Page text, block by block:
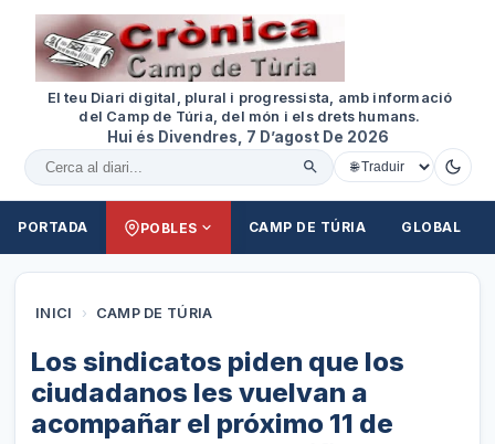
El teu Diari digital, plural i progressista, amb informació
del Camp de Túria, del món i els drets humans.
Hui és Divendres, 7 D’agost De 2026
Cercar al diari
PORTADA POBLES CAMP DE TÚRIA GLOBAL
INICI › CAMP DE TÚRIA
Los sindicatos piden que los
ciudadanos les vuelvan a
acompañar el próximo 11 de